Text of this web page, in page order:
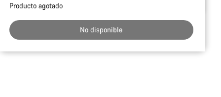
Motivos
compra
Producto agotado
No disponible